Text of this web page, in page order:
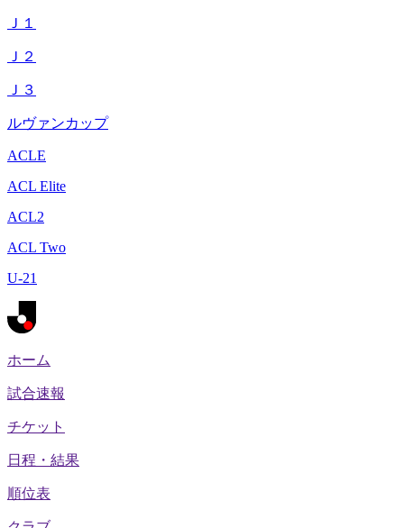
Ｊ１
Ｊ２
Ｊ３
ルヴァンカップ
ACLE
ACL Elite
ACL2
ACL Two
U-21
ホーム
試合速報
チケット
日程・結果
順位表